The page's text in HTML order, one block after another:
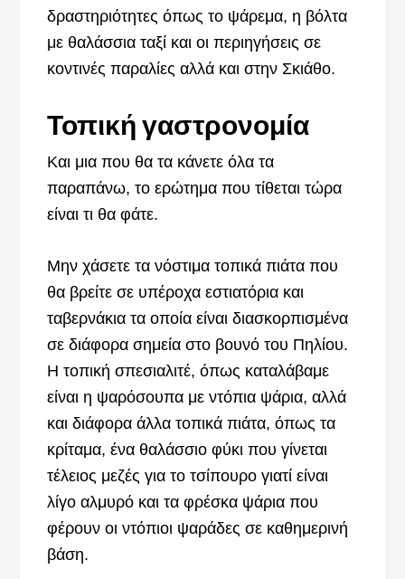
δραστηριότητες όπως το ψάρεμα, η βόλτα
με θαλάσσια ταξί και οι περιηγήσεις σε
κοντινές παραλίες αλλά και στην Σκιάθο.
Τοπική γαστρονομία
Και μια που θα τα κάνετε όλα τα
παραπάνω, το ερώτημα που τίθεται τώρα
είναι τι θα φάτε.
Μην χάσετε τα νόστιμα τοπικά πιάτα που
θα βρείτε σε υπέροχα εστιατόρια και
ταβερνάκια τα οποία είναι διασκορπισμένα
σε διάφορα σημεία στο βουνό του Πηλίου.
Η τοπική σπεσιαλιτέ, όπως καταλάβαμε
είναι η ψαρόσουπα με ντόπια ψάρια, αλλά
και διάφορα άλλα τοπικά πιάτα, όπως τα
κρίταμα, ένα θαλάσσιο φύκι που γίνεται
τέλειος μεζές για το τσίπουρο γιατί είναι
λίγο αλμυρό και τα φρέσκα ψάρια που
φέρουν οι ντόπιοι ψαράδες σε καθημερινή
βάση.